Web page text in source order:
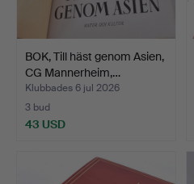
BOK, Till häst genom Asien,
CG Mannerheim,…
Klubbades 6 jul 2026
3 bud
43 USD